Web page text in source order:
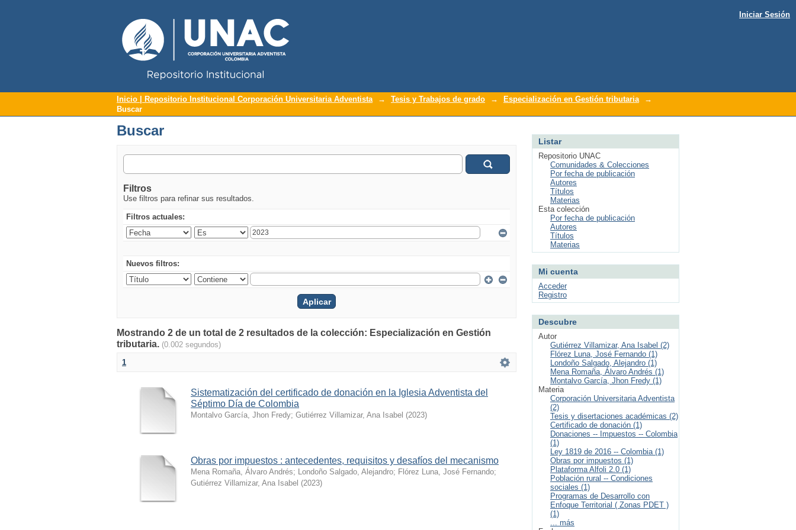
Buscar
Iniciar Sesión
Inicio | Repositorio Institucional Corporación Universitaria Adventista → Tesis y Trabajos de grado → Especialización en Gestión tributaria
→
Buscar
Buscar
Filtros
Use filtros para refinar sus resultados.
Filtros actuales:
Nuevos filtros:
Mostrando 2 de un total de 2 resultados de la colección: Especialización en Gestión
tributaria. (0.002 segundos)
1
Sistematización del certificado de donación en la Iglesia Adventista del
Séptimo Día de Colombia
Montalvo García, Jhon Fredy; Gutiérrez Villamizar, Ana Isabel (2023)
Obras por impuestos : antecedentes, requisitos y desafíos del mecanismo
Mena Romaña, Álvaro Andrés; Londoño Salgado, Alejandro; Flórez Luna, José Fernando;
Gutiérrez Villamizar, Ana Isabel (2023)
Listar
Repositorio UNAC
Comunidades & Colecciones
Por fecha de publicación
Autores
Títulos
Materias
Esta colección
Por fecha de publicación
Autores
Títulos
Materias
Mi cuenta
Acceder
Registro
Descubre
Autor
Gutiérrez Villamizar, Ana Isabel (2)
Flórez Luna, José Fernando (1)
Londoño Salgado, Alejandro (1)
Mena Romaña, Álvaro Andrés (1)
Montalvo García, Jhon Fredy (1)
Materia
Corporación Universitaria Adventista
(2)
Tesis y disertaciones académicas (2)
Certificado de donación (1)
Donaciones -- Impuestos -- Colombia
(1)
Ley 1819 de 2016 -- Colombia (1)
Obras por impuestos (1)
Plataforma Alfoli 2.0 (1)
Población rural -- Condiciones
sociales (1)
Programas de Desarrollo con
Enfoque Territorial ( Zonas PDET )
(1)
... más